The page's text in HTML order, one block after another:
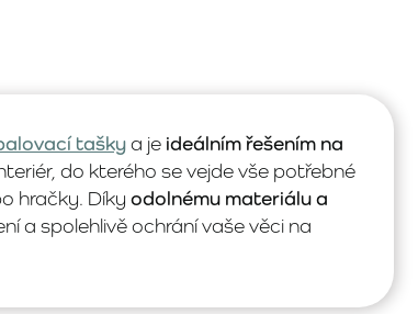
taškya je ideálním řešením na
do kterého se vejde vše potřebné
hračky. Díky odolnému materiálu a
a spolehlivě ochrání vaše věci na